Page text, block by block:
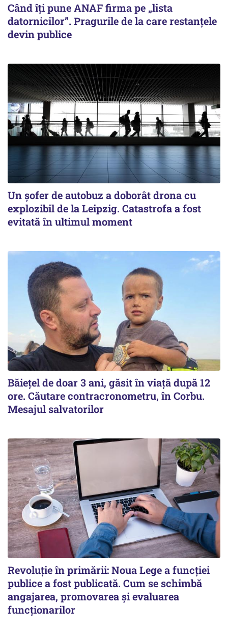
Când îți pune ANAF firma pe „lista
datornicilor”. Pragurile de la care restanțele
devin publice
Un șofer de autobuz a doborât drona cu
explozibil de la Leipzig. Catastrofa a fost
evitată în ultimul moment
Băiețel de doar 3 ani, găsit în viață după 12
ore. Căutare contracronometru, în Corbu.
Mesajul salvatorilor
Revoluție în primării: Noua Lege a funcției
publice a fost publicată. Cum se schimbă
angajarea, promovarea și evaluarea
funcționarilor